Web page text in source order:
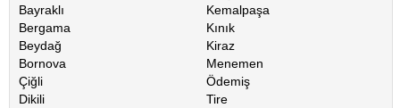
Bayraklı
Bergama
Beydağ
Bornova
Çiğli
Dikili
Kemalpaşa
Kınık
Kiraz
Menemen
Ödemiş
Tire